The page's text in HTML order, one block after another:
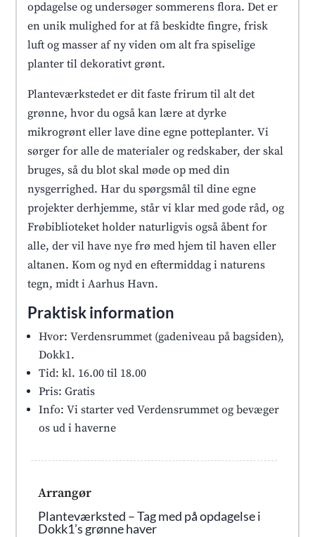
opdagelse og undersøger sommerens flora. Det er
en unik mulighed for at få beskidte fingre, frisk
luft og masser af ny viden om alt fra spiselige
planter til dekorativt grønt.
Planteværkstedet er dit faste frirum til alt det
grønne, hvor du også kan lære at dyrke
mikrogrønt eller lave dine egne potteplanter. Vi
sørger for alle de materialer og redskaber, der skal
bruges, så du blot skal møde op med din
nysgerrighed. Har du spørgsmål til dine egne
projekter derhjemme, står vi klar med gode råd, og
Frøbiblioteket holder naturligvis også åbent for
alle, der vil have nye frø med hjem til haven eller
altanen. Kom og nyd en eftermiddag i naturens
tegn, midt i Aarhus Havn.
Praktisk information
Hvor: Verdensrummet (gadeniveau på bagsiden),
Dokk1.
Tid: kl. 16.00 til 18.00
Pris: Gratis
Info: Vi starter ved Verdensrummet og bevæger
os ud i haverne
Arrangør
Planteværksted – Tag med på opdagelse i
Dokk1’s grønne haver